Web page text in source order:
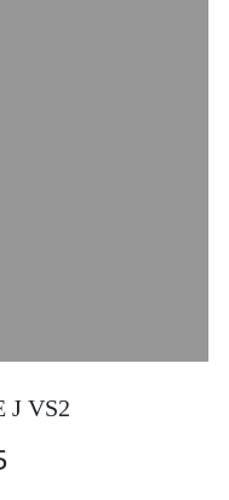
J VS2